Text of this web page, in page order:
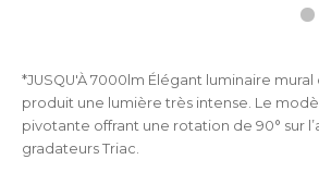
*JUSQU'À 7000lm Élégant luminaire mural
produit une lumière très intense. Le
pivotante offrant une rotation de 90° sur
gradateurs Triac.